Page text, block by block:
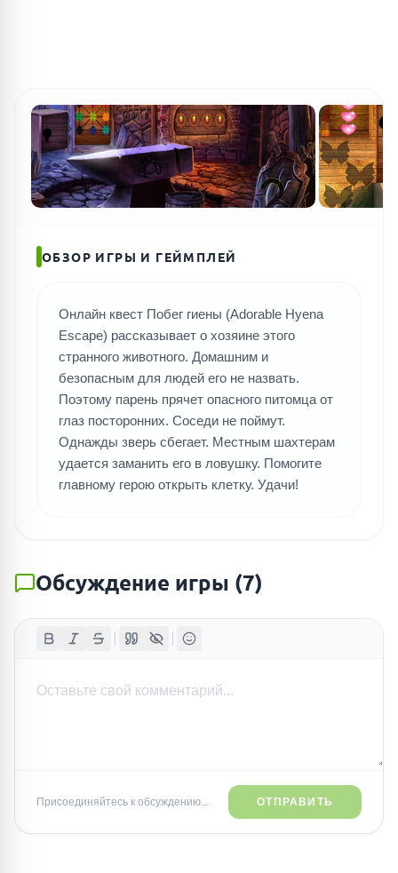
ПОИСК ИГР
ОБЗОР ИГРЫ И ГЕЙМПЛЕЙ
Онлайн квест Побег гиены (Adorable Hyena
Escape) рассказывает о хозяине этого
странного животного. Домашним и
безопасным для людей его не назвать.
Поэтому парень прячет опасного питомца от
глаз посторонних. Соседи не поймут.
Однажды зверь сбегает. Местным шахтерам
удается заманить его в ловушку. Помогите
главному герою открыть клетку. Удачи!
Обсуждение игры (7)
Присоединяйтесь к обсуждению... ОТПРАВИТЬ